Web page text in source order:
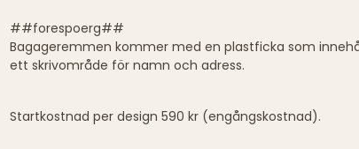
##forespoerg##
Bagageremmen kommer med en plastficka som
ett skrivområde för namn och adress.
Startkostnad per design 590 kr (engångskostnad).